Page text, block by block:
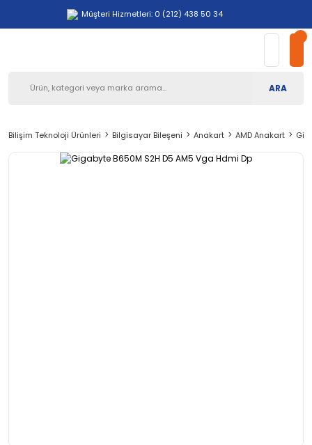
Müşteri Hizmetleri: 0 (212) 438 50 34
ARA
Bilişim Teknoloji Ürünleri Bilgisayar Bileşeni Anakart AMD Anakart